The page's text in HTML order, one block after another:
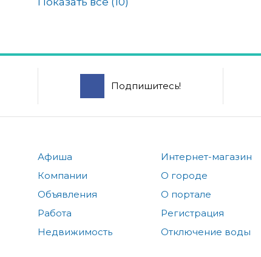
Подпишитесь!
Афиша
Компании
Объявления
Работа
Недвижимость
Интернет-магазин
О городе
О портале
Регистрация
Отключение воды